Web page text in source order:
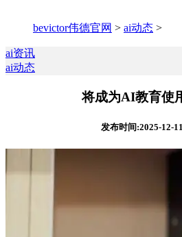
bevictor伟德官网 > ai动态 >
ai资讯
ai动态
将成为AI教育使
发布时间:2025-12-